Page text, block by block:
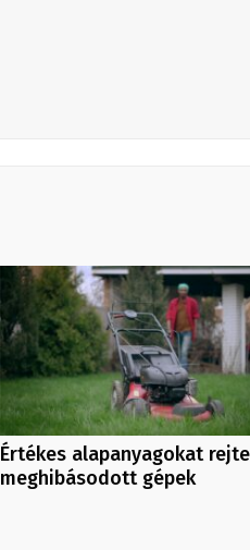
Értékes alapanyagokat
meghibásodott gépek